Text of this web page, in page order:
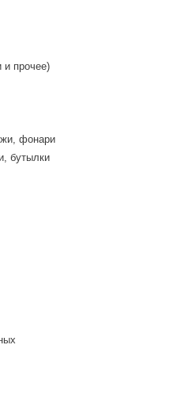
и прочее)
фонари
бутылки